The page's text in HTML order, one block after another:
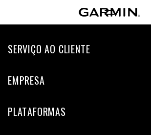
SERVIÇO AO CLIENTE
EMPRESA
PLATAFORMAS